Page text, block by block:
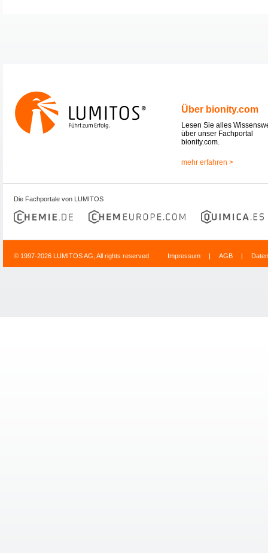
Über bionity.com
Lesen Sie alles
über unser Fachportal
bionity.com.
mehr erfahren >
Die Fachportale von LUMITOS
© 1997-2026 LUMITOS AG, All rights reserved Impressum | AGB |